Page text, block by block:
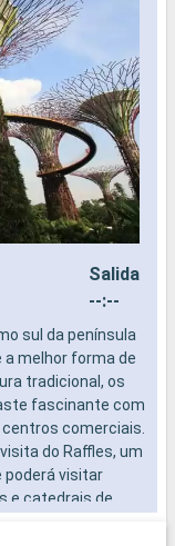
Salida
--:--
sul da península
a melhor forma de
tradicional, os
fascinante com
comerciais.
do Raffles, um
poderá visitar
e catedrais de